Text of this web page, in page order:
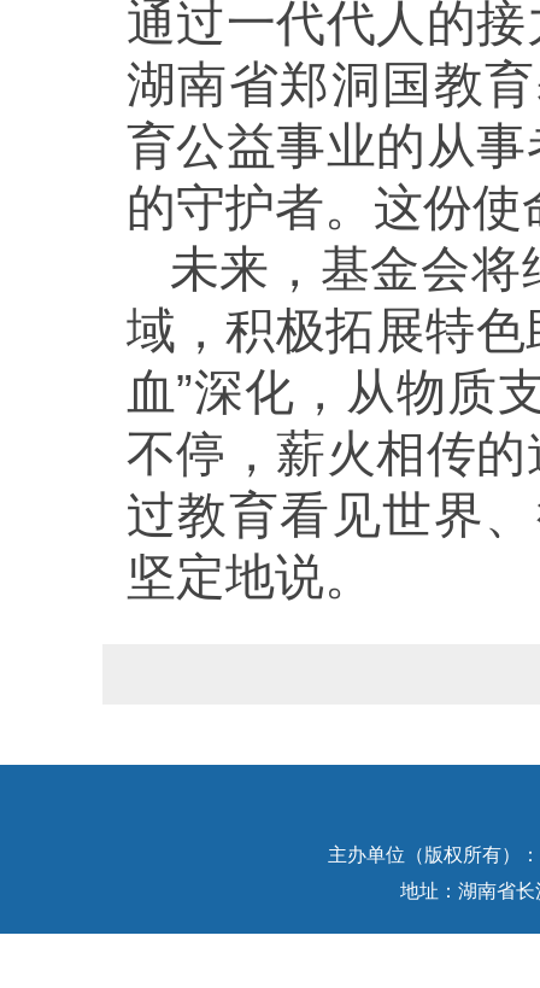
通过一代代人的
湖南省郑洞国教
育公益事业的从
的守护者。这份使
未来，基金会
域，积极拓展特色
血”深化，从物质
不停，薪火相传
过教育看见世界
坚定地说。
主办单位（版权所有）
地址：湖南省